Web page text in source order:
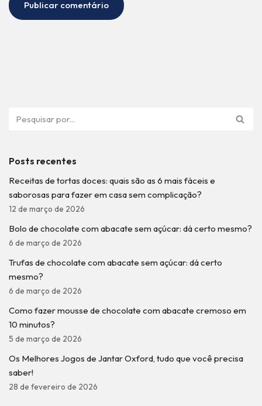
Posts recentes
Receitas de tortas doces: quais são as 6 mais fáceis e
saborosas para fazer em casa sem complicação?
12 de março de 2026
Bolo de chocolate com abacate sem açúcar: dá certo mesmo?
6 de março de 2026
Trufas de chocolate com abacate sem açúcar: dá certo
mesmo?
6 de março de 2026
Como fazer mousse de chocolate com abacate cremoso em
10 minutos?
5 de março de 2026
Os Melhores Jogos de Jantar Oxford, tudo que você precisa
saber!
28 de fevereiro de 2026